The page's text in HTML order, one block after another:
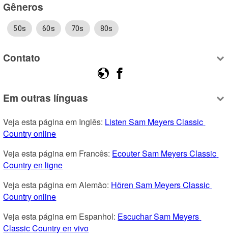
Gêneros
50s 60s 70s 80s
Contato
Em outras línguas
Veja esta página em Inglês: Listen Sam Meyers Classic
Country online
Veja esta página em Francês: Ecouter Sam Meyers Classic
Country en ligne
Veja esta página em Alemão: Hören Sam Meyers Classic
Country online
Veja esta página em Espanhol: Escuchar Sam Meyers
Classic Country en vivo